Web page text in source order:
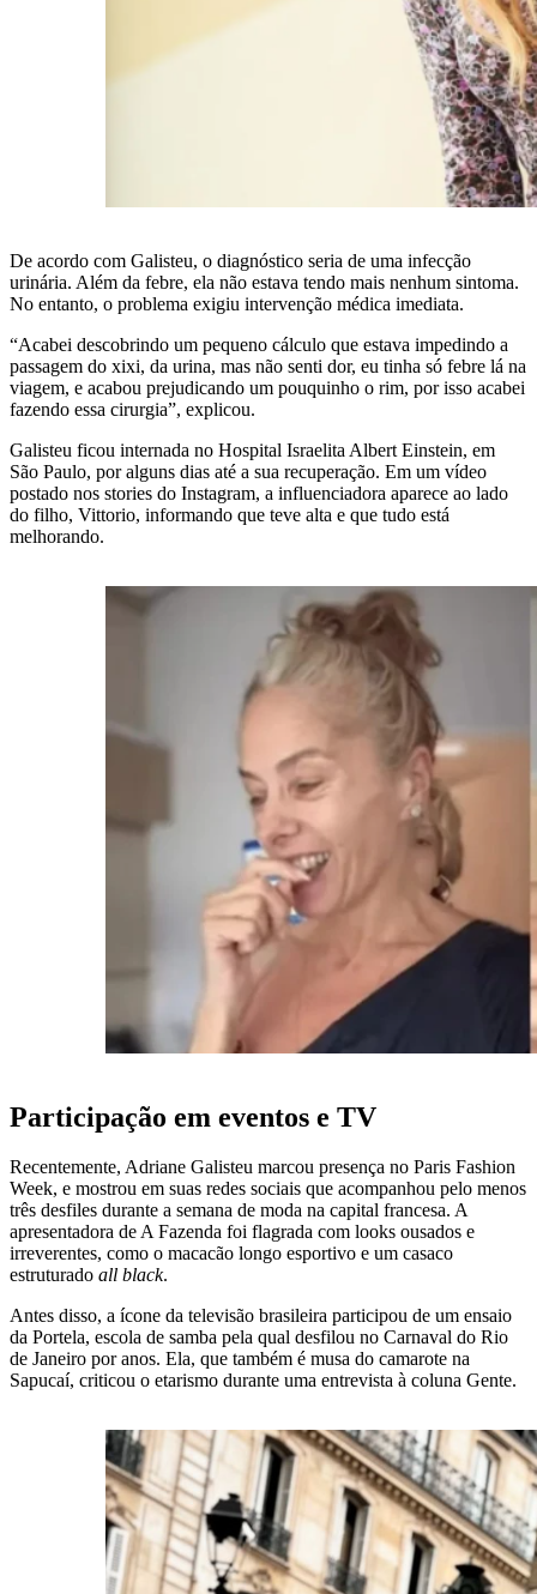
De acordo com Galisteu, o diagnóstico seria de uma infecção
urinária. Além da febre, ela não estava tendo mais nenhum sintoma.
No entanto, o problema exigiu intervenção médica imediata.
“Acabei descobrindo um pequeno cálculo que estava impedindo a
passagem do xixi, da urina, mas não senti dor, eu tinha só febre lá na
viagem, e acabou prejudicando um pouquinho o rim, por isso acabei
fazendo essa cirurgia”, explicou.
Galisteu ficou internada no Hospital Israelita Albert Einstein, em
São Paulo, por alguns dias até a sua recuperação. Em um vídeo
postado nos stories do Instagram, a influenciadora aparece ao lado
do filho, Vittorio, informando que teve alta e que tudo está
melhorando.
Participação em eventos e TV
Recentemente, Adriane Galisteu marcou presença no Paris Fashion
Week, e mostrou em suas redes sociais que acompanhou pelo menos
três desfiles durante a semana de moda na capital francesa. A
apresentadora de A Fazenda foi flagrada com looks ousados e
irreverentes, como o macacão longo esportivo e um casaco
estruturado all black.
Antes disso, a ícone da televisão brasileira participou de um ensaio
da Portela, escola de samba pela qual desfilou no Carnaval do Rio
de Janeiro por anos. Ela, que também é musa do camarote na
Sapucaí, criticou o etarismo durante uma entrevista à coluna Gente.